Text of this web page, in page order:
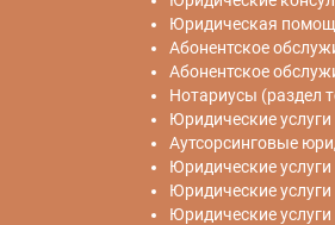
Юридическая
Абонентское
Абонентское
Нотариусы (раздел
Юридические
Аутсорсинговые
Юридические
Юридические
Юридические